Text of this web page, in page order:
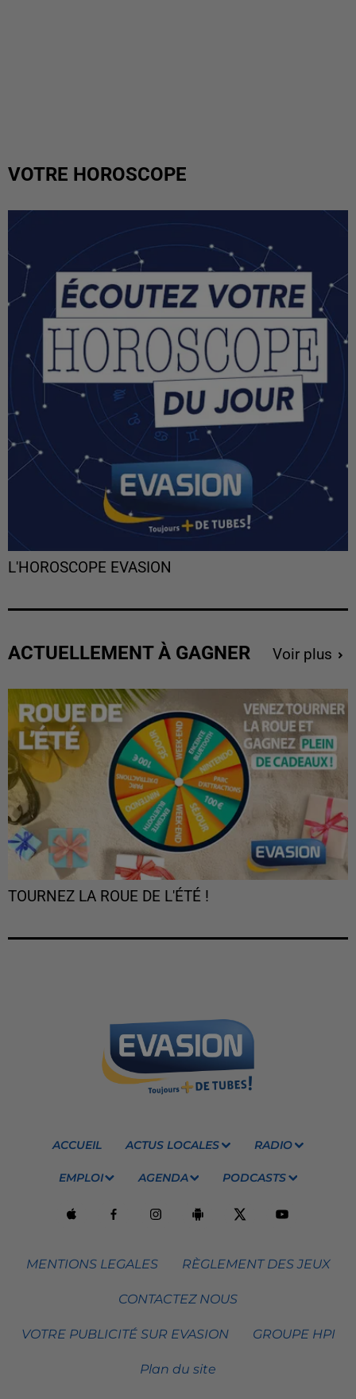
VOTRE HOROSCOPE
L'HOROSCOPE EVASION
ACTUELLEMENT À GAGNER Voir plus
TOURNEZ LA ROUE DE L'ÉTÉ !
ACCUEIL ACTUS LOCALES RADIO
EMPLOI AGENDA PODCASTS
MENTIONS LEGALES RÈGLEMENT DES JEUX
CONTACTEZ NOUS
VOTRE PUBLICITÉ SUR EVASION GROUPE HPI
Plan du site